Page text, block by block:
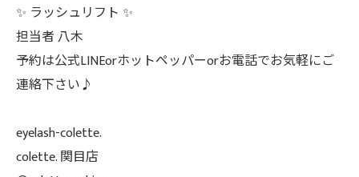
✨️ ラッシュリフト ✨️
担当者 八木
予約は公式LINEorホットペッパーorお電話でお気軽にご
連絡下さい♪
eyelash-colette.
colette. 関目店